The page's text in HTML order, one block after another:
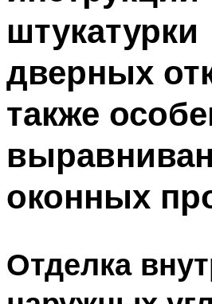
штукатурки
дверных
также
оконных
Отделка